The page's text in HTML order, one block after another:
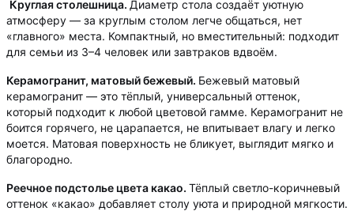
Круглая столешница. Диаметр стола создаёт уютную
атмосферу — за круглым столом легче общаться, нет
«главного» места. Компактный, но вместительный: подходит
для семьи из 3–4 человек или завтраков вдвоём.
Керамогранит, матовый бежевый. Бежевый матовый
керамогранит — это тёплый, универсальный оттенок,
который подходит к любой цветовой гамме. Керамогранит не
боится горячего, не царапается, не впитывает влагу и легко
моется. Матовая поверхность не бликует, выглядит мягко и
благородно.
Реечное подстолье цвета какао. Тёплый светло-коричневый
оттенок «какао» добавляет столу уюта и природной мягкости.